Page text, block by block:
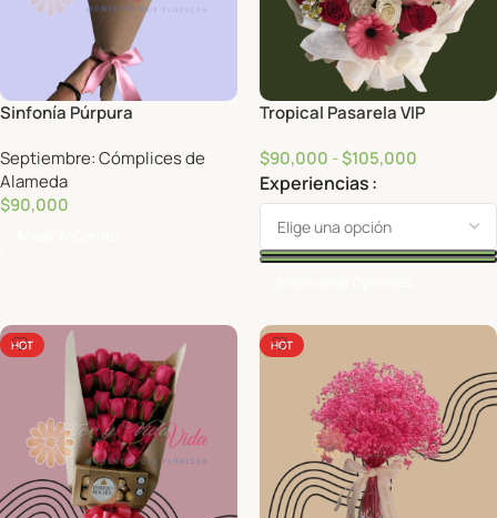
Sinfonía Púrpura
Septiembre: Cómplices de
Alameda
$90,000
Tropical Pasarela VIP
$90,000 -$105,000
Experiencias
HOT HOT